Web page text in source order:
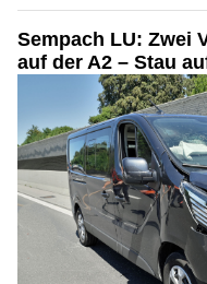
Sempach LU: Zwei
auf der A2 – Stau